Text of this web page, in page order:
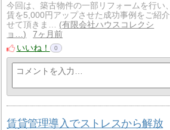
今回は、築古物件の一部リフォームを行い
賃を5,000円アップさせた成功事例をご紹介
せて頂きま…
有限会社ハウスコレクシ
ョ…
7ヶ月前
いいね！
0
賃貸管理導入でストレスから解放